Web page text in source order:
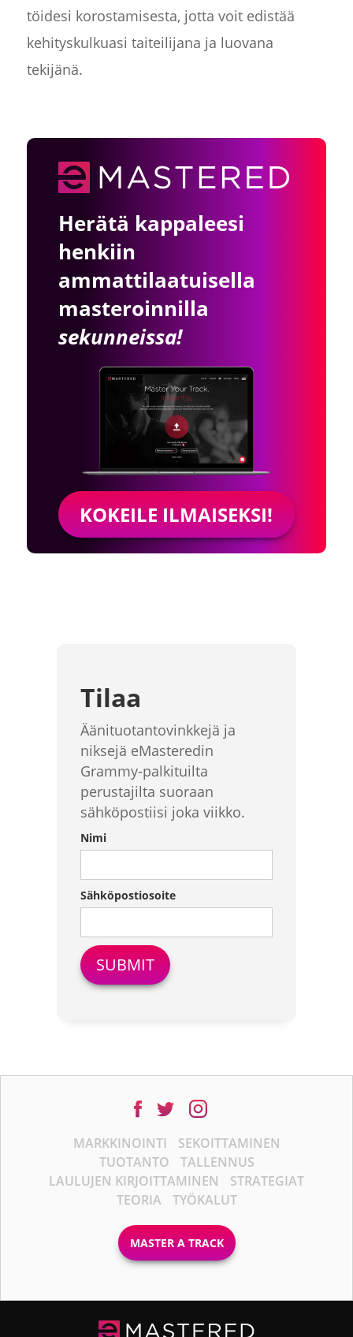
töidesi korostamisesta, jotta voit edistää
kehityskulkuasi taiteilijana ja luovana
tekijänä.
Herätä kappaleesi
henkiin
ammattilaatuisella
masteroinnilla
sekunneissa!
KOKEILE ILMAISEKSI!
Tilaa
Äänituotantovinkkejä ja
niksejä eMasteredin
Grammy-palkituilta
perustajilta suoraan
sähköpostiisi joka viikko.
Nimi
Sähköpostiosoite
MARKKINOINTI
SEKOITTAMINEN
TUOTANTO
TALLENNUS
LAULUJEN KIRJOITTAMINEN
STRATEGIAT
TEORIA
TYÖKALUT
MASTER A TRACK